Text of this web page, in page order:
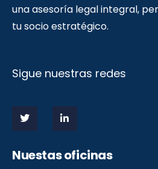
una asesoría legal integral,
tu socio estratégico.
Sigue nuestras redes
Nuestas oficinas